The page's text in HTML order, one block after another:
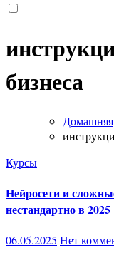
бизнеса
Домашняя
Курсы
Нейросети и
нестандартно в 2025
06.05.2025 Нет